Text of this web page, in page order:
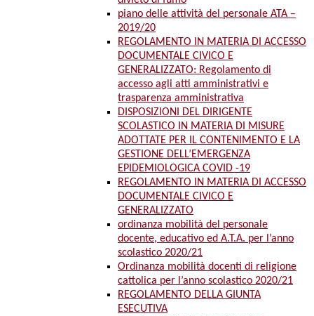
piano delle attività del personale ATA –
2019/20
REGOLAMENTO IN MATERIA DI ACCESSO
DOCUMENTALE CIVICO E
GENERALIZZATO: Regolamento di
accesso agli atti amministrativi e
trasparenza amministrativa
DISPOSIZIONI DEL DIRIGENTE
SCOLASTICO IN MATERIA DI MISURE
ADOTTATE PER IL CONTENIMENTO E LA
GESTIONE DELL’EMERGENZA
EPIDEMIOLOGICA COVID -19
REGOLAMENTO IN MATERIA DI ACCESSO
DOCUMENTALE CIVICO E
GENERALIZZATO
ordinanza mobilità del personale
docente, educativo ed A.T.A. per l’anno
scolastico 2020/21
Ordinanza mobilità docenti di religione
cattolica per l’anno scolastico 2020/21
REGOLAMENTO DELLA GIUNTA
ESECUTIVA